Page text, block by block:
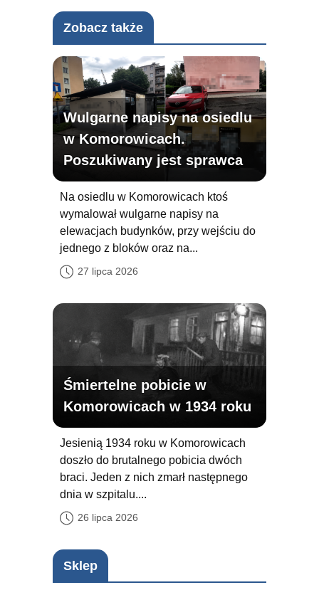
Zobacz także
Wulgarne napisy na osiedlu
w Komorowicach.
Poszukiwany jest sprawca
Na osiedlu w Komorowicach ktoś
wymalował wulgarne napisy na
elewacjach budynków, przy wejściu do
jednego z bloków oraz na...
27 lipca 2026
Śmiertelne pobicie w
Komorowicach w 1934 roku
Jesienią 1934 roku w Komorowicach
doszło do brutalnego pobicia dwóch
braci. Jeden z nich zmarł następnego
dnia w szpitalu....
26 lipca 2026
Sklep